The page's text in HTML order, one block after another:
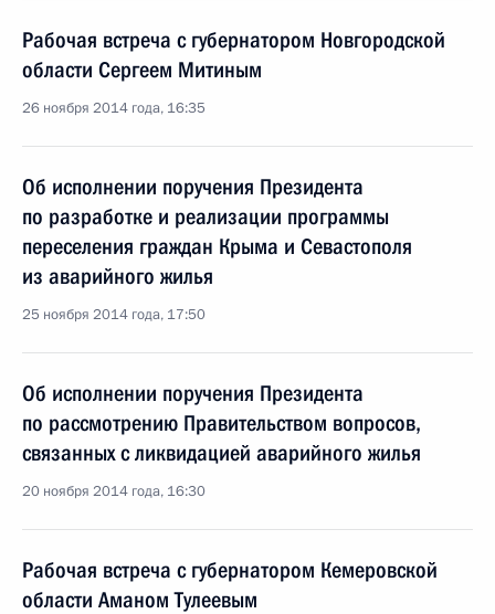
Рабочая встреча с губернатором Новгородской
области Сергеем Митиным
26 ноября 2014 года, 16:35
Об исполнении поручения Президента
по разработке и реализации программы
переселения граждан Крыма и Севастополя
из аварийного жилья
25 ноября 2014 года, 17:50
Об исполнении поручения Президента
по рассмотрению Правительством вопросов,
связанных с ликвидацией аварийного жилья
20 ноября 2014 года, 16:30
Рабочая встреча с губернатором Кемеровской
области Аманом Тулеевым